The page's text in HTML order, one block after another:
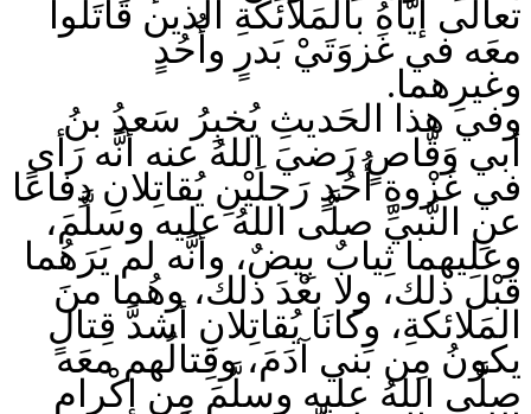
تعالَى إيَّاهُ بالمَلائكةِ الَّذين قَاتَلوا
معَه في غَزوَتَيْ بَدرٍ وأُحُدٍ
وغيرِهما.
وفي هذا الحَديثِ يُخبِرُ سَعدُ بنُ
أبي وَقَّاصٍ رَضيَ اللهُ عنه أنَّه رَأى
في غَزْوةِ أُحُدٍ رَجلَيْنِ يُقاتِلانِ دِفاعًا
عنِ النَّبيِّ صلَّى اللهُ عليه وسلَّمَ،
وعليهما ثِيابٌ بِيضٌ، وأنَّه لم يَرَهُما
قبْلَ ذلك، ولا بعْدَ ذلك، وهُما منَ
المَلائكةِ، وكانَا يُقاتِلانِ أشدَّ قِتالٍ
يكونُ مِن بَني آدَمَ، وقِتالُهم معَه
صلَّى اللهُ عليه وسلَّمَ مِن إكْرامِ